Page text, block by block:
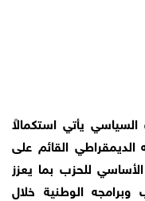
يأتي استكمالاً
الديمقراطي القائم على
للحزب بما يعزز
الوطنية خلال